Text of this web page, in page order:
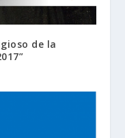
de la